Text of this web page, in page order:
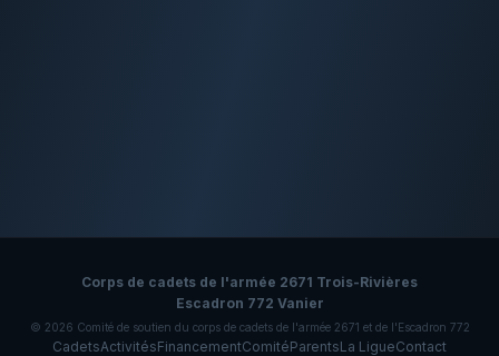
Corps de cadets de l'armée 2671 Trois-Rivières
Escadron 772 Vanier
© 2026 Comité de soutien du corps de cadets de l'armée 2671 et de l'Escadron 772
CadetsActivitésFinancementComitéParentsLa LigueContact